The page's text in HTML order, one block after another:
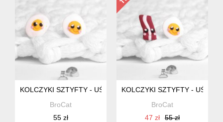
KOLCZYKI SZTYFTY - UŚMIECHNIĘTE JAJKO SADZONE,
BroCat
55 zł
KOLCZYKI SZTYFTY -
BroCat
47 zł
55 zł